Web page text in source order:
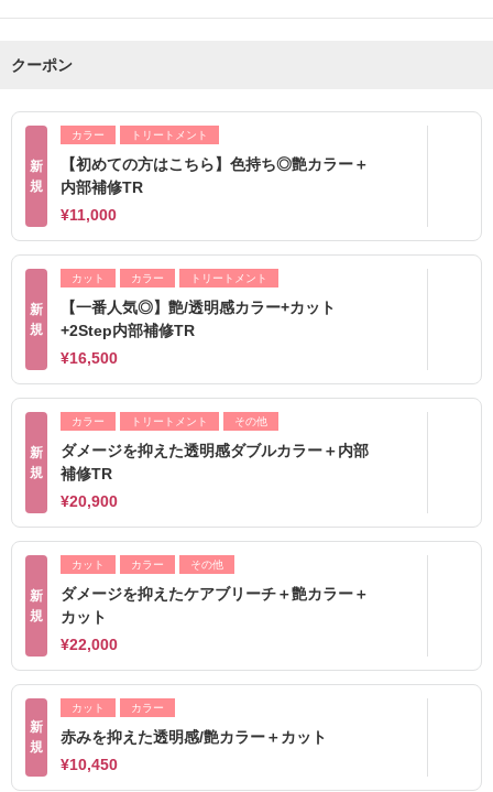
クーポン
新
規
カラー トリートメント
【初めての方はこちら】色持ち◎艶カラー＋
内部補修TR
¥11,000
新
規
カット カラー トリートメント
【一番人気◎】艶/透明感カラー+カット
+2Step内部補修TR
¥16,500
新
規
カラー トリートメント その他
ダメージを抑えた透明感ダブルカラー＋内部
補修TR
¥20,900
新
規
カット カラー その他
ダメージを抑えたケアブリーチ＋艶カラー＋
カット
¥22,000
新
規
カット カラー
赤みを抑えた透明感/艶カラー＋カット
¥10,450